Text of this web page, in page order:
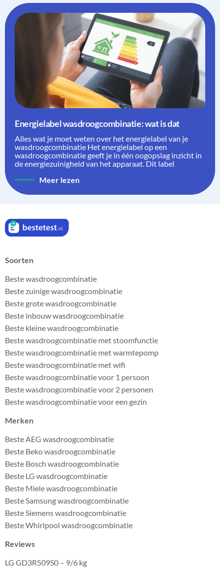
Energielabel wasdroogcombinatie: wat is dat
Alles wat je moet weten over het energielabel van je
wasdroogcombinatie Het energielabel op een
wasdroogcombinatie geeft je in één oogopslag inzicht in
de energiezuinigheid van het apparaat. Dit label
Meer lezen
Soorten
Beste wasdroogcombinatie
Beste zuinige wasdroogcombinatie
Beste grote wasdroogcombinatie
Beste inbouw wasdroogcombinatie
Beste kleine wasdroogcombinatie
Beste wasdroogcombinatie met stoomfunctie
Beste wasdroogcombinatie met warmtepomp
Beste wasdroogcombinatie met wifi
Beste wasdroogcombinatie voor 1 persoon
Beste wasdroogcombinatie voor 2 personen
Beste wasdroogcombinatie voor een gezin
Merken
Beste AEG wasdroogcombinatie
Beste Beko wasdroogcombinatie
Beste Bosch wasdroogcombinatie
Beste LG wasdroogcombinatie
Beste Miele wasdroogcombinatie
Beste Samsung wasdroogcombinatie
Beste Siemens wasdroogcombinatie
Beste Whirlpool wasdroogcombinatie
Reviews
LG GD3R509S0 – 9/6 kg